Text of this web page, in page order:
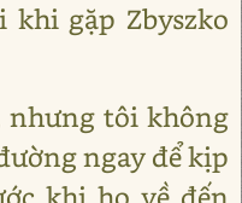
gặp Zbyszko
nhưng tôi không
ngay để kịp